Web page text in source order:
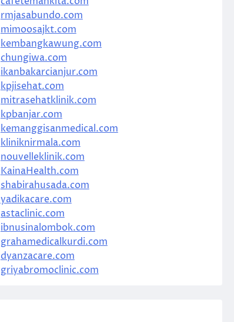
rmjasabundo.com
mimoosajkt.com
kembangkawung.com
chungiwa.com
ikanbakarcianjur.com
kpjisehat.com
mitrasehatklinik.com
kpbanjar.com
kemanggisanmedical.com
kliniknirmala.com
nouvelleklinik.com
KainaHealth.com
shabirahusada.com
yadikacare.com
astaclinic.com
ibnusinalombok.com
grahamedicalkurdi.com
dyanzacare.com
griyabromoclinic.com